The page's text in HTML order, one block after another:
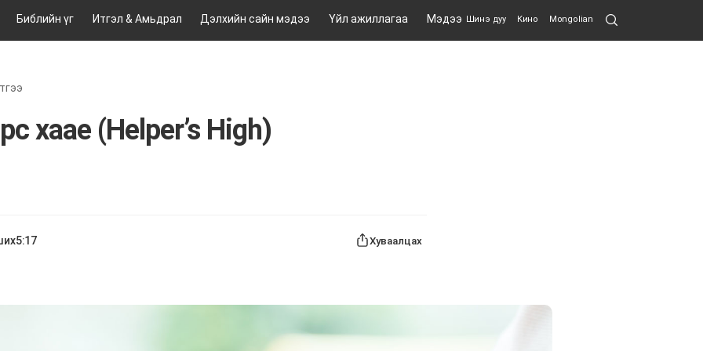
Библийн үг Итгэл & Амьдрал Дэлхийн сайн мэдээ Үйл ажиллагаа Мэдээ Шинэ дуу Кино Mongolian Search
Submit
хаае (Helper’s High)
5:17 Хуваалцах